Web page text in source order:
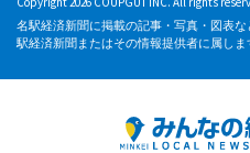
名駅経済新聞に掲載の記事・写真・図表
駅経済新聞またはその情報提供者に属しま